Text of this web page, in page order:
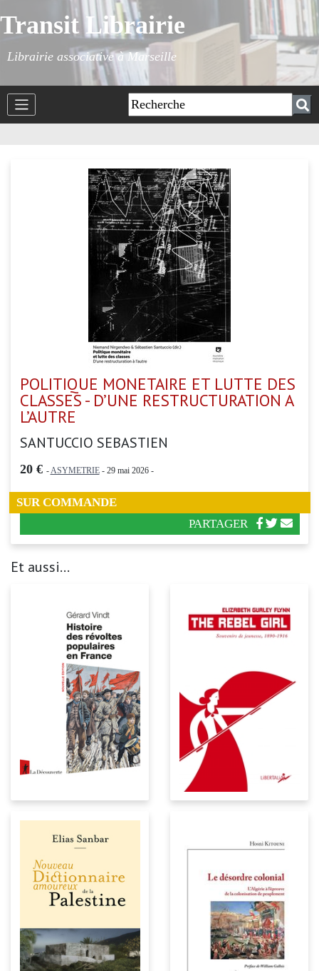
Transit Librairie
Librairie associative à Marseille
POLITIQUE MONETAIRE ET LUTTE DES
CLASSES - D’UNE RESTRUCTURATION A
L’AUTRE
SANTUCCIO SEBASTIEN
20 € -ASYMETRIE- 29 mai 2026 -
SUR COMMANDE
PARTAGER
Et aussi...